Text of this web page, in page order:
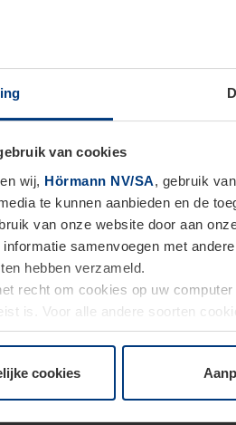
van cookies
wij, Hörmann NV/SA, gebruik
te kunnen aanbieden en de
van onze website door aan
samenvoegen met
hebben verzameld.
recht om cookies op uw
is. Voor alle andere soorten
de cookies op pagina
cookies